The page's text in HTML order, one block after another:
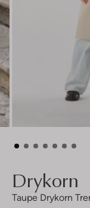
Drykorn
Taupe Drykorn